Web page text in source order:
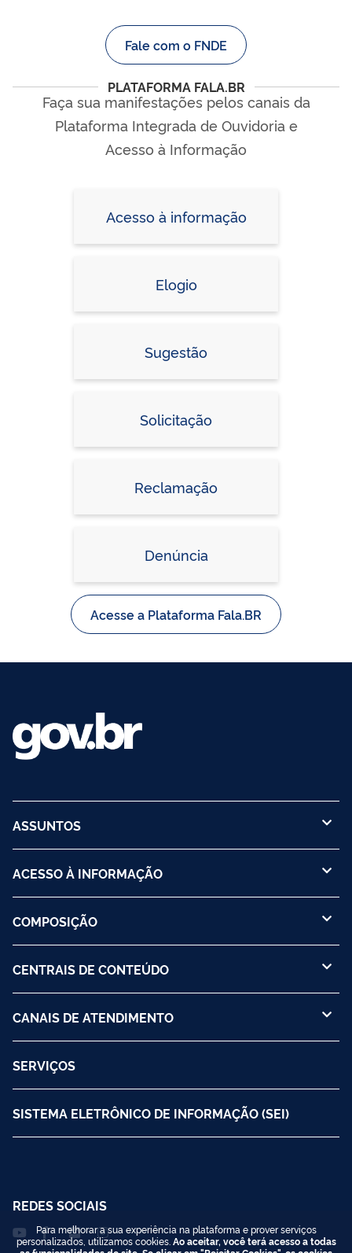
Fale com o FNDE
PLATAFORMA FALA.BR
Faça sua manifestações pelos canais da
Plataforma Integrada de Ouvidoria e
Acesso à Informação
Acesso à informação
Elogio
Sugestão
Solicitação
Reclamação
Denúncia
Acesse a Plataforma Fala.BR
ASSUNTOS
ACESSO À INFORMAÇÃO
COMPOSIÇÃO
CENTRAIS DE CONTEÚDO
CANAIS DE ATENDIMENTO
SERVIÇOS
SISTEMA ELETRÔNICO DE INFORMAÇÃO (SEI)
REDES SOCIAIS
Para melhorar a sua experiência na plataforma e prover serviços
personalizados, utilizamos cookies. Ao aceitar, você terá acesso a todas